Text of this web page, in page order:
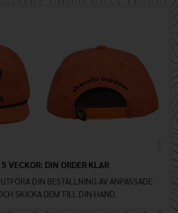
VECKOR: DIN ORDER KLAR
DIN BESTÄLLNING AV ANPASSADE
SKICKA DEM TILL DIN HAND.